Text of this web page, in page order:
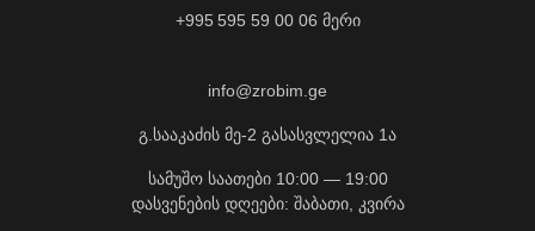
+995 595 59 00 06 მერი
info@zrobim.ge
გ.სააკაძის მე-2 გასასვლელია 1ა
სამუშო საათები 10:00 — 19:00
დასვენების დღეები: შაბათი, კვირა